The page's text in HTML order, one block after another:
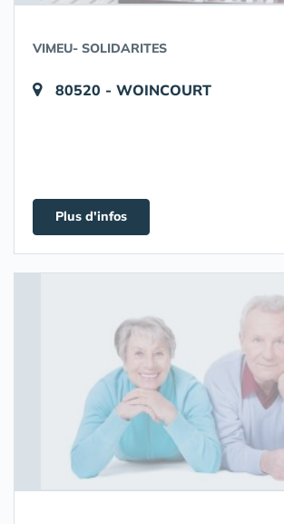
VIMEU- SOLIDARITES
80520 - WOINCOURT
Plus d'infos